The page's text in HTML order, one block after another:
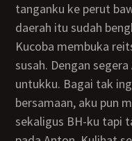
tanganku ke perut
daerah itu sudah
Kucoba membuka reitsleting celananya tapi agak
susah. Dengan
untukku. Bagai tak
bersamaan, aku pun
sekaligus BH-ku tapi